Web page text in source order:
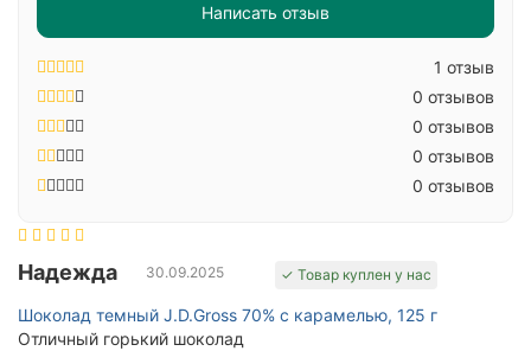
Написать отзыв
1 отзыв
0 отзывов
0 отзывов
0 отзывов
0 отзывов
Надежда 30.09.2025 ✓ Товар куплен у нас
Шоколад темный J.D.Gross 70% с карамелью, 125 г
Отличный горький шоколад